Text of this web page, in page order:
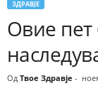
ЗДРАВЈЕ
Овие пет
Од Твое Здравје -